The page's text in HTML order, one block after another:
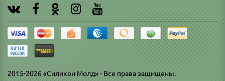
2015-2026 «Силикон Молд» - Все права защищены.